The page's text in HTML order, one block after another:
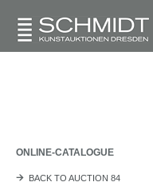
ONLINE-CATALOGUE
BACK TO AUCTION 84